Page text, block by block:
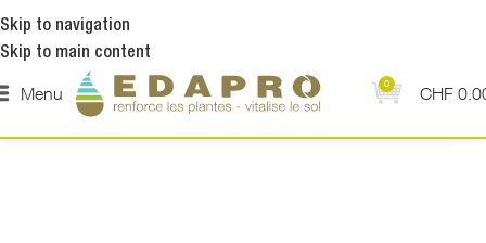
Skip to navigation
Skip to main content
Menu 0 CHF